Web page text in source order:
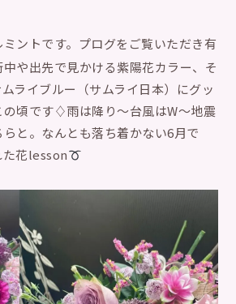
ントです。プログをご覧いただき有
や出先で見かける紫陽花カラー、そ
ライブルー（サムライ日本）にグッ
の頃です♢雨は降り〜台風はW〜地震
と。なんとも落ち着かない6月で
た花lesson